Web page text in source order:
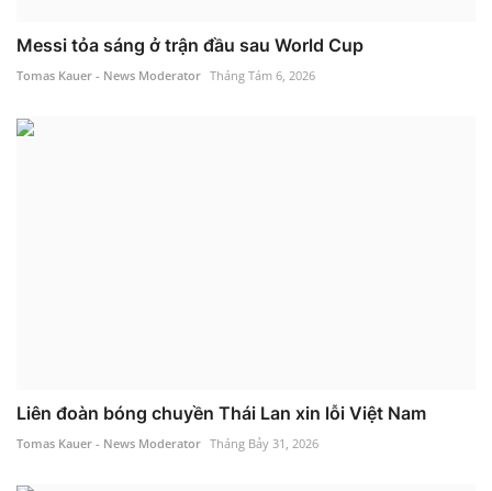
Messi tỏa sáng ở trận đầu sau World Cup
Tomas Kauer - News Moderator Tháng Tám 6, 2026
Liên đoàn bóng chuyền Thái Lan xin lỗi Việt Nam
Tomas Kauer - News Moderator Tháng Bảy 31, 2026